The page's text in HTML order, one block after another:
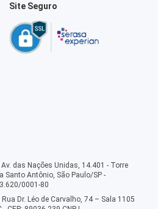
Site Seguro
das Nações Unidas, 14.401 - Torre
Santo Antônio, São Paulo/SP -
0001-80
Dr. Léo de Carvalho, 74 – Sala 1105